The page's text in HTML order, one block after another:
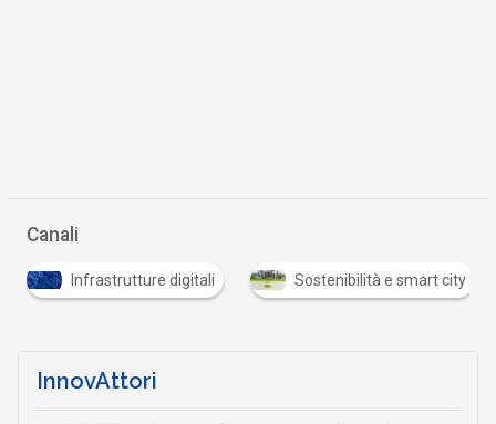
Canali
digitali Sostenibilità e smart city S Startup
InnovAttori